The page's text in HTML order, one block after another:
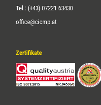
Tel.: (+43) 07221 63430
office@cicmp.at
Zertifikate